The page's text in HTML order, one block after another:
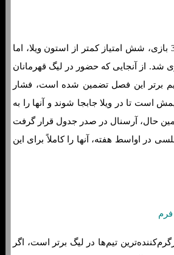
اسپرز با 60 امتیاز از 32 بازی، شش امتیاز کمتر از استون ویلا، اما
شد. از آنجایی که حضور در لیگ قهرمانان
برتر این فصل تضمین شده است، فشار
است تا در ویلا جابجا شوند و آنها را به
حال، آرسنال در صدر جدول قرار گرفت
از شکست 5-0 چلسی در اواسط هفته، آنها را کاملاً برای این
فرم
تیم‌ها در لیگ برتر است، اگر